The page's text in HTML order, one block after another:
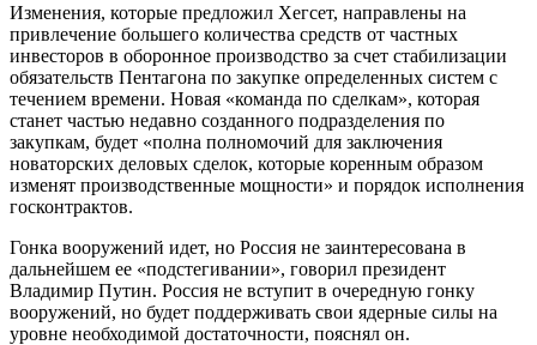
Изменения, которые предложил Хегсет, направлены на
привлечение большего количества средств от частных
инвесторов в оборонное производство за счет стабилизации
обязательств Пентагона по закупке определенных систем с
течением времени. Новая «команда по сделкам», которая
станет частью недавно созданного подразделения по
закупкам, будет «полна полномочий для заключения
новаторских деловых сделок, которые коренным образом
изменят производственные мощности» и порядок исполнения
госконтрактов.
Гонка вооружений идет, но Россия не заинтересована в
дальнейшем ее «подстегивании», говорил президент
Владимир Путин. Россия не вступит в очередную гонку
вооружений, но будет поддерживать свои ядерные силы на
уровне необходимой достаточности, пояснял он.